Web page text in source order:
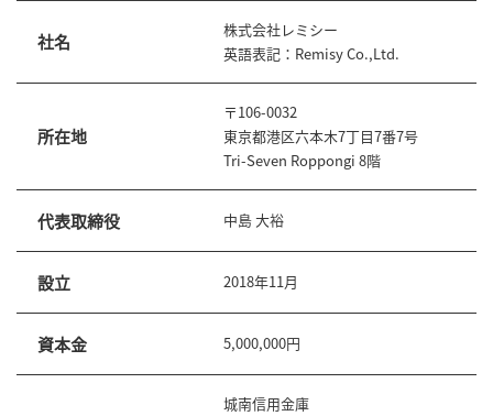
社名
株式会社レミシー
英語表記：Remisy Co.,Ltd.
所在地
〒106-0032
東京都港区六本木7丁目7番7号
Tri-Seven Roppongi 8階
代表取締役 中島 大裕
設立 2018年11月
資本金 5,000,000円
城南信用金庫